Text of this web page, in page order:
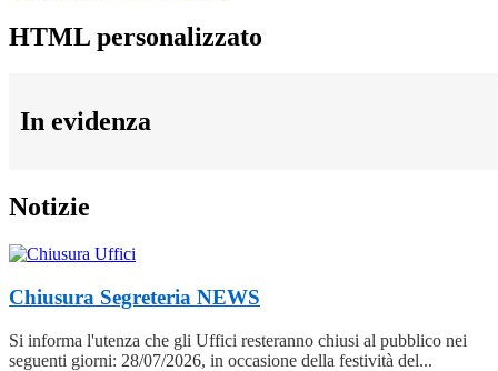
HTML personalizzato
In evidenza
Notizie
Chiusura Segreteria NEWS
Si informa l'utenza che gli Uffici resteranno chiusi al pubblico nei
seguenti giorni: 28/07/2026, in occasione della festività del...